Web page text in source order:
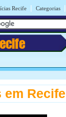
Recife | Categorias |
em Recife